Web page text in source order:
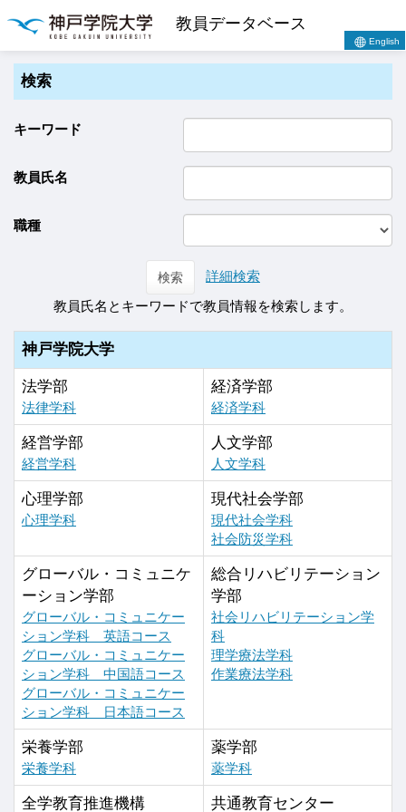
教員データベース
English
検索
キーワード
教員氏名
職種
検索
詳細検索
教員氏名とキーワードで教員情報を検索します。
神戸学院大学
法学部
法律学科
経済学部
経済学科
経営学部
経営学科
人文学部
人文学科
心理学部
心理学科
現代社会学部
現代社会学科
社会防災学科
グローバル・コミュニケ
ーション学部
グローバル・コミュニケー
ション学科 英語コース
グローバル・コミュニケー
ション学科 中国語コース
グローバル・コミュニケー
ション学科 日本語コース
総合リハビリテーション
学部
社会リハビリテーション学
科
理学療法学科
作業療法学科
栄養学部
栄養学科
薬学部
薬学科
全学教育推進機構 共通教育センター